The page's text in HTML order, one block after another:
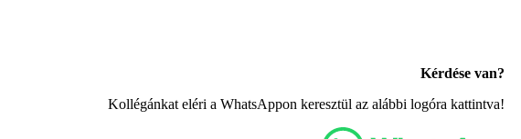
Kérdése van?
Kollégánkat eléri a WhatsAppon keresztül az alábbi logóra kattintva!